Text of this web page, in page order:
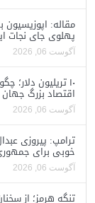
مقاله:
پهلوی جای نجات
آگوست 06, 2026
۱۰ تریلیون
اقتصاد بزرگ
آگوست 06, 2026
ترامپ: پیروزی
خوبی برای
آگوست 06, 2026
تنگه هرمز؛ از